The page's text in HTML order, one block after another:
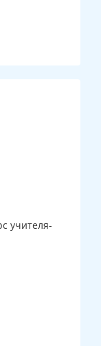
учителя-